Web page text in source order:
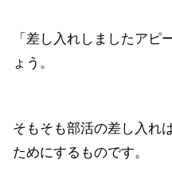
「差し入れしましたアピ
ょう。
そもそも部活の差し入れ
ためにするものです。